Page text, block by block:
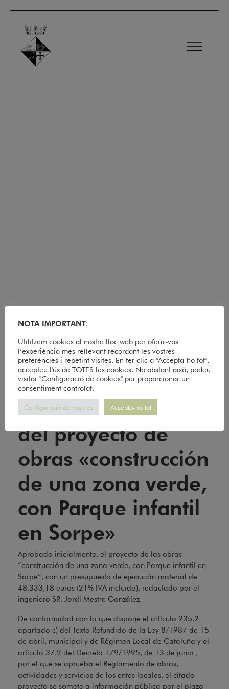
Aprobación inicial
del proyecto de
obras «construcción
de una zona verde,
con Parque infantil
en Sorpe»
Aprobado inicialmente, el proyecto de las obras
“construcción de una zona verde, con Parque infantil en
Sorpe”, con un presupuesto de ejecución material de
48.333,18 euros (21% IVA incluido), redactado por el
ingeniero SR. Jordi Mestre González.
De conformidad con lo que dispone el artículo 235.2
apartado c) del Texto Refundido de la Ley 8/1987 de 15
de abril, municipal y de Régimen Local de Cataluña y el
artículo 37.2 del Decreto 179/1995, de 13 de junio ,
por el que se aprueba el Reglamento de obras,
actividades y servicios de los entes locales, el citado
proyecto se somete a información pública por el plazo
NOTA IMPORTANT:
Utilitzem cookies al nostre lloc web per oferir-vos
l’experiència més rellevant recordant les vostres
preferències i repetint visites. En fer clic a "Accepta-ho tot",
accepteu l'ús de TOTES les cookies. No obstant això, podeu
visitar "Configuració de cookies" per proporcionar un
consentiment controlat.
Configuració de cookies Accepta-ho tot